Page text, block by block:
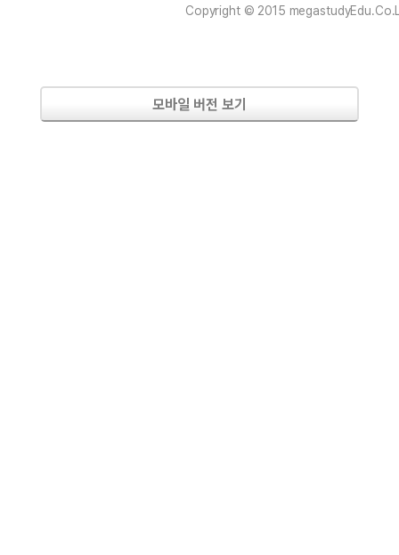
Copyright © 2015
모바일 버전 보기